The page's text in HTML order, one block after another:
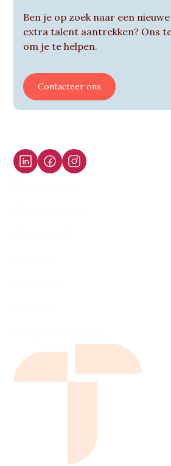
Ben je op zoek naar een
extra talent aantrekken? Ons
om je te helpen.
Contacteer ons